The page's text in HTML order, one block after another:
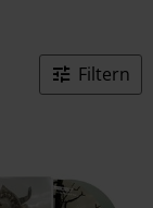
Filtern